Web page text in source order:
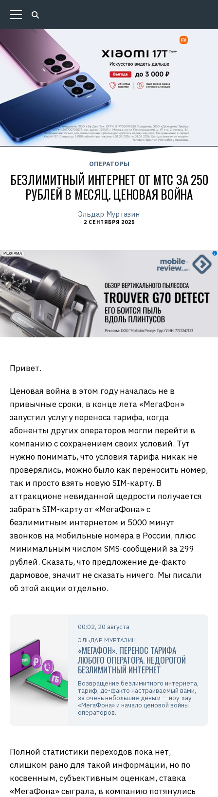
ОПЕРАТОРЫ
БЕЗЛИМИТНЫЙ ИНТЕРНЕТ ОТ МТС ЗА 250
РУБЛЕЙ В МЕСЯЦ. ЦЕНОВАЯ ВОЙНА
Эльдар Муртазин
2 СЕНТЯБРЯ 2025
erid: 2VfnxxmNzs5
РЕКЛАМА
Привет.
Ценовая война в этом году началась не в
привычные сроки, в конце лета «МегаФон»
запустил услугу переноса тарифа, когда
абоненты других операторов могли перейти в
компанию с сохранением своих условий. Тут
нужно понимать, что условия тарифа никак не
проверялись, можно было как переносить номер,
так и просто взять новую SIM-карту. В
аттракционе невиданной щедрости получается
забрать SIM-карту от «МегаФона» с
безлимитным интернетом и 5000 минут
звонков на мобильные номера в России, плюс
минимальным числом SMS-сообщений за 299
рублей. Сказать, что предложение де-факто
дармовое, значит не сказать ничего. Мы писали
об этой акции отдельно.
00:02, 20 августа
ЭЛЬДАР МУРТАЗИН
«МЕГАФОН». ПЕРЕНОС ТАРИФА
ЛЮБОГО ОПЕРАТОРА. НЕДОРОГОЙ
БЕЗЛИМИТНЫЙ ИНТЕРНЕТ
Возвращение безлимитного интернета,
тариф, де-факто настраиваемый вами,
за очень небольшие деньги — ноу-хау
«МегаФона» и начало ценовой войны
операторов.
Полной статистики переходов пока нет,
слишком рано для такой информации, но по
косвенным, субъективным оценкам, ставка
«МегаФона» сыграла, в компанию потянулись